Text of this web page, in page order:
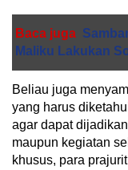
Baca juga
Maliku Lakukan
Beliau juga
yang harus
agar dapat
maupun kegiatan
khusus, para